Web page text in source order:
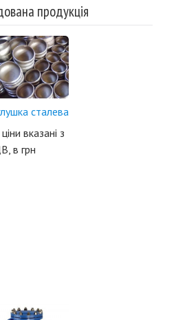
продукція
сталева
ціни вказані з
в грн